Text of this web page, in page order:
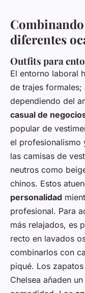
diferentes
Outfits para
El entorno laboral
de trajes formales;
dependiendo del
casual de
popular de
el profesionalismo
las camisas de
neutros como
chinos. Estos
personalidad
profesional. Para
más relajados, es
recto en lavados
combinarlos con
piqué. Los
Chelsea añaden